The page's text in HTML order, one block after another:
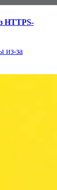
HTTPS-
из-за